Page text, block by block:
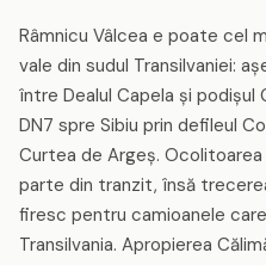
Râmnicu Vâlcea e poate cel
vale din sudul Transilvaniei:
între Dealul Capela și
DN7 spre Sibiu prin defileul
Curtea de Argeș.
parte din tranzit, însă
firesc pentru camioanele
Transilvania. Apropierea